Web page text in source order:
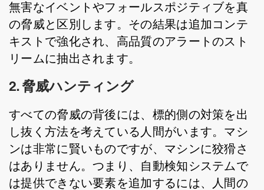
無害なイベントやフォールスポジティブを真
の脅威と区別します。その結果は追加コンテ
キストで強化され、高品質のアラートのスト
リームに抽出されます。
2. 脅威ハンティング
すべての脅威の背後には、標的側の対策を出
し抜く方法を考えている人間がいます。マシ
ンは非常に賢いものですが、マシンに狡猾さ
はありません。つまり、自動検知システムで
は提供できない要素を追加するには、人間の